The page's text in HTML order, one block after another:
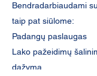
Bendradarbiaudami
taip pat siūlome:
Padangų paslaugas
Lako pažeidimų
dažymą